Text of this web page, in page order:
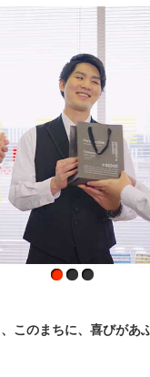
このまちに、喜びがあ